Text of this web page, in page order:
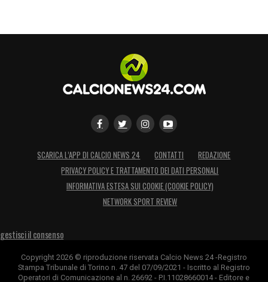
SCARICA L’APP DI CALCIO NEWS 24 CONTATTI
REDAZIONE
PRIVACY POLICY E TRATTAMENTO DEI DATI PERSONALI
INFORMATIVA ESTESA SUI COOKIE (COOKIE POLICY)
NETWORK SPORT REVIEW
gestisci il consenso
Copyright 2026 © riproduzione riservata Calcio News 24 -Registro
Stampa Tribunale di Torino n. 47 del 07/09/2021 - Iscritto al Registro
Operatori di Comunicazione al n. 26692 - P.I.11028660014 - Editore e